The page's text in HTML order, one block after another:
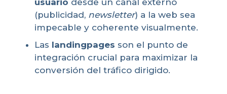
usuario desde un canal externo
(publicidad, newsletter) a la web sea
impecable y coherente visualmente.
Las landingpages son el punto de
integración crucial para maximizar la
conversión del tráfico dirigido.